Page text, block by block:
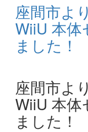
座間市よ
WiiU 本体
ました！
座間市よ
WiiU 本体
ました！